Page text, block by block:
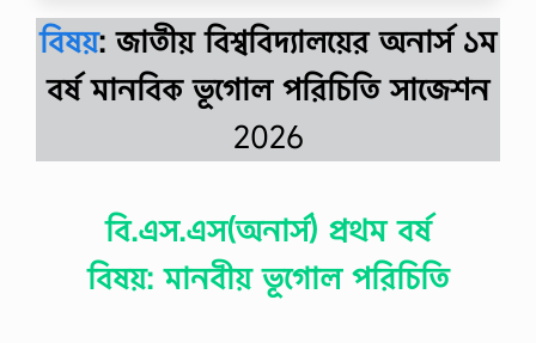
বিষয়: জাতীয় বিশ্ববিদ্যালয়ের অনার্স ১ম
বর্ষ মানবিক ভূগোল পরিচিতি সাজেশন
2026
বি.এস.এস(অনার্স) প্রথম বর্ষ
বিষয়: মানবীয় ভূগােল পরিচিতি